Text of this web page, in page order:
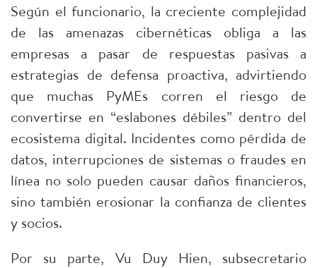
Según el funcionario, la creciente complejidad
de las amenazas cibernéticas obliga a las
empresas a pasar de respuestas pasivas a
estrategias de defensa proactiva, advirtiendo
que muchas PyMEs corren el riesgo de
convertirse en “eslabones débiles” dentro del
ecosistema digital. Incidentes como pérdida de
datos, interrupciones de sistemas o fraudes en
línea no solo pueden causar daños financieros,
sino también erosionar la confianza de clientes
y socios.​
Por su parte, Vu Duy Hien, subsecretario